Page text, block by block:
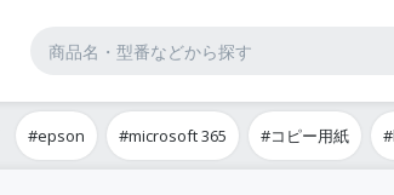
#epson #microsoft 365 #コピー用紙